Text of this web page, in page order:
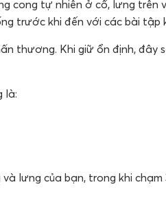
cong tự nhiên ở cổ, lưng trên
trước khi đến với các bài tập
thương. Khi giữ ổn định, đây
là:
lưng của bạn, trong khi